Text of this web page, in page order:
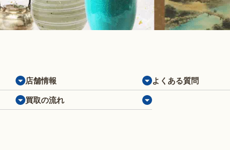
店舗情報
よくある質問
買取の流れ